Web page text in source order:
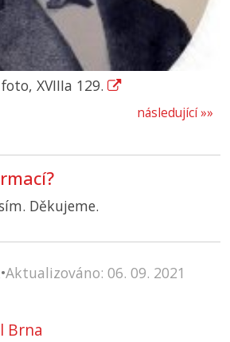
XVIIIa 129.
následující »»
Děkujeme.
•Aktualizováno: 06. 09. 2021
Brna